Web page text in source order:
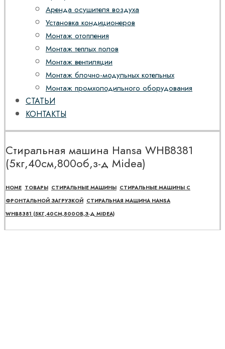
Аренда осушителя воздуха
Установка кондиционеров
Монтаж отопления
Монтаж теплых полов
Монтаж вентиляции
Монтаж блочно-модульных котельных
Монтаж промхолодильного оборудования
СТАТЬИ
КОНТАКТЫ
Стиральная машина Hansa WHB8381
(5кг,40см,800об,з-д Midea)
HOME ТОВАРЫ СТИРАЛЬНЫЕ МАШИНЫ СТИРАЛЬНЫЕ МАШИНЫ С
ФРОНТАЛЬНОЙ ЗАГРУЗКОЙ СТИРАЛЬНАЯ МАШИНА HANSA
WHB8381 (5КГ,40СМ,800ОБ,З-Д MIDEA)